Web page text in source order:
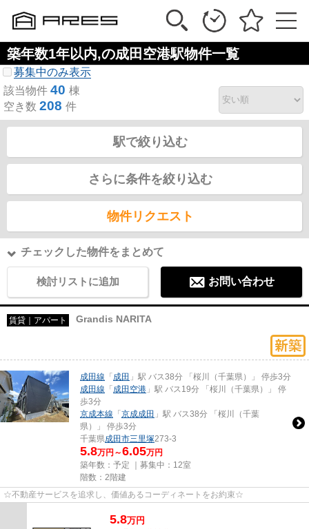
築年数1年以内,の成田空港駅物件一覧
募集中のみ表示
該当物件 40 棟
空き数 208 件
駅で絞り込む
さらに条件を絞り込む
物件リクエスト
チェックした物件をまとめて
検討リストに追加 お問い合わせ
賃貸｜アパート Grandis NARITA
成田線 「成田 」駅 バス38分 「桜川（千葉県）」 停歩3分
成田線 「成田空港 」駅 バス19分 「桜川（千葉県）」 停
歩3分
京成本線 「京成成田 」駅 バス38分 「桜川（千葉
県）」 停歩3分
千葉県成田市三里塚273-3
5.8万円～6.05万円
築年数：予定 ｜募集中： 12室
階数：2階建
☆不動産サービスを追求し、価値あるコーディネートをお約束☆
5.8万円